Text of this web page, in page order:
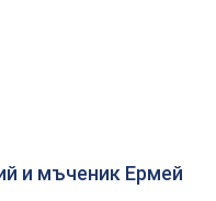
и мъченик Ермей